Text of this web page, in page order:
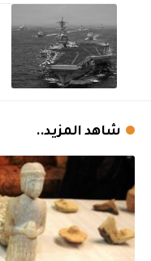
شاهد المزيد..